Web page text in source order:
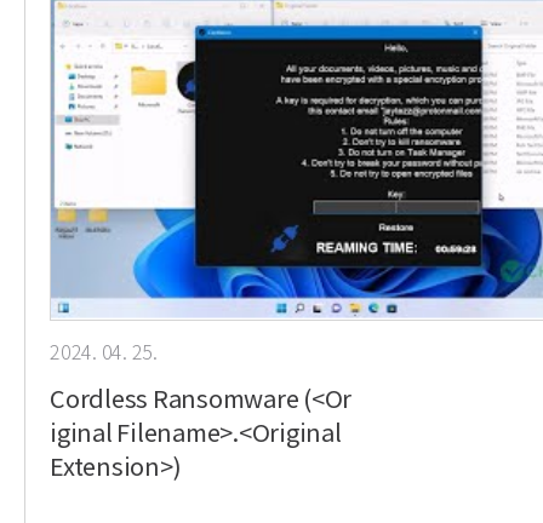
2024. 04. 25.
Cordless Ransomware (<Or
iginal Filename>.<Original
Extension>)